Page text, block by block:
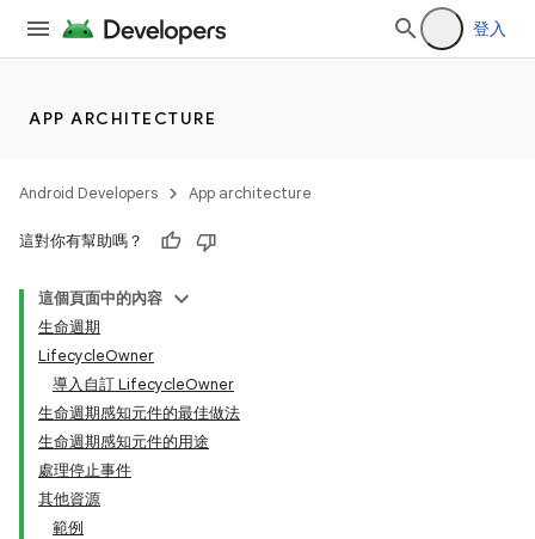
登入
APP ARCHITECTURE
Android Developers App architecture
這對你有幫助嗎？
這個頁面中的內容
生命週期
LifecycleOwner
導入自訂 LifecycleOwner
生命週期感知元件的最佳做法
生命週期感知元件的用途
處理停止事件
其他資源
範例